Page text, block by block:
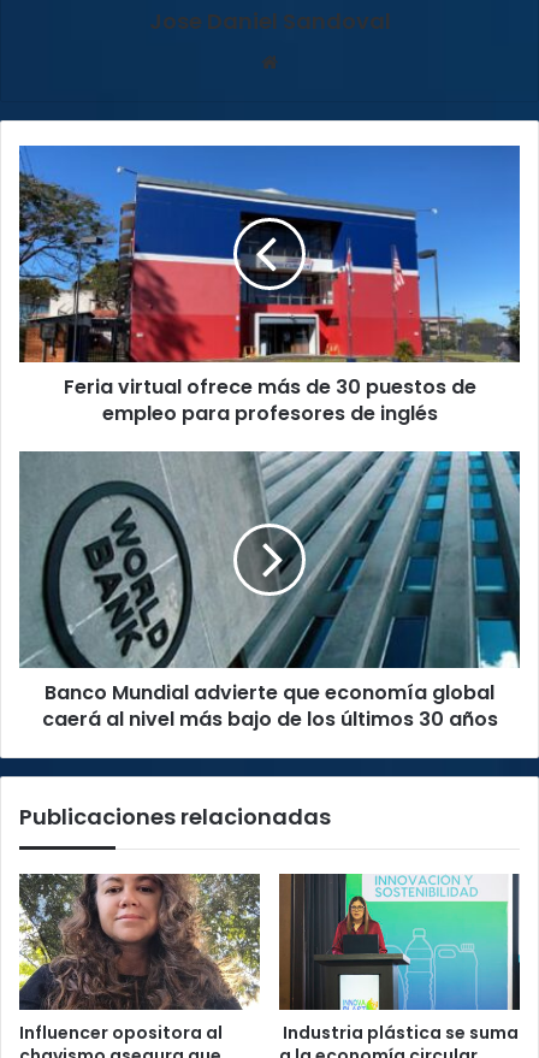
Jose Daniel Sandoval
Feria
virtual
ofrece
más
de
30
puestos
de
empleo
Feria virtual ofrece más de 30 puestos de
empleo para profesores de inglés
advierte
economía
caerá
nivel
más
bajo
30
Banco Mundial advierte que economía global
caerá al nivel más bajo de los últimos 30 años
Publicaciones relacionadas
Influencer opositora al
Industria plástica se suma